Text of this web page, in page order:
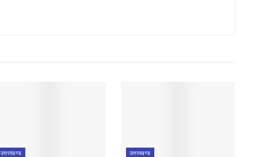
उत्तराखण्ड उत्तराखण्ड